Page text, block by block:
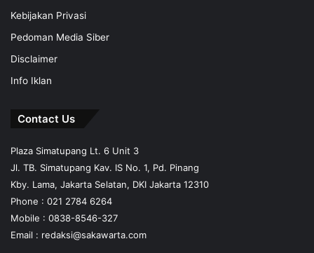
Kebijakan Privasi
Pedoman Media Siber
Disclaimer
Info Iklan
Contact Us
Plaza Simatupang Lt. 6 Unit 3
Jl. TB. Simatupang Kav. IS No. 1, Pd. Pinang
Kby. Lama, Jakarta Selatan, DKI Jakarta 12310
Phone : 021 2784 6264
Mobile : 0838-8546-327
Email : redaksi@sakawarta.com